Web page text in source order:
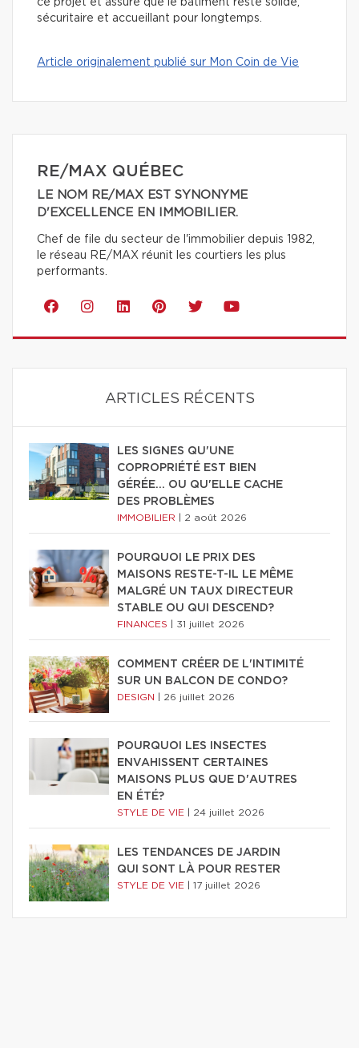
ce projet et assure que le bâtiment reste solide,
sécuritaire et accueillant pour longtemps.
Article originalement publié sur Mon Coin de Vie
RE/MAX QUÉBEC
LE NOM RE/MAX EST SYNONYME
D'EXCELLENCE EN IMMOBILIER.
Chef de file du secteur de l'immobilier depuis 1982,
le réseau RE/MAX réunit les courtiers les plus
performants.
ARTICLES RÉCENTS
LES SIGNES QU'UNE
COPROPRIÉTÉ EST BIEN
GÉRÉE… OU QU'ELLE CACHE
DES PROBLÈMES
IMMOBILIER 2 août 2026
POURQUOI LE PRIX DES
MAISONS RESTE-T-IL LE MÊME
MALGRÉ UN TAUX DIRECTEUR
STABLE OU QUI DESCEND?
FINANCES 31 juillet 2026
COMMENT CRÉER DE L'INTIMITÉ
SUR UN BALCON DE CONDO?
DESIGN 26 juillet 2026
POURQUOI LES INSECTES
ENVAHISSENT CERTAINES
MAISONS PLUS QUE D'AUTRES
EN ÉTÉ?
STYLE DE VIE 24 juillet 2026
LES TENDANCES DE JARDIN
QUI SONT LÀ POUR RESTER
STYLE DE VIE 17 juillet 2026